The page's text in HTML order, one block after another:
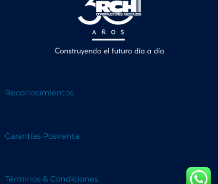
Reconocimientos
Garantías Posventa
Términos & Condiciones